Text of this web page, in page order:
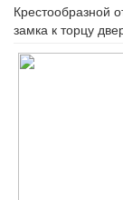
Крестообразной
замка к торцу